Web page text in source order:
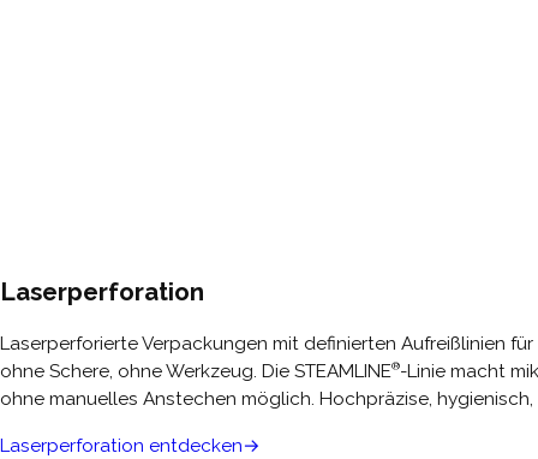
Laserperforation
Laserperforierte Verpackungen mit definierten Aufreißlinien
ohne Schere, ohne Werkzeug. Die STEAMLINE®-Linie macht
ohne manuelles Anstechen möglich. Hochpräzise,
Laserperforation entdecken